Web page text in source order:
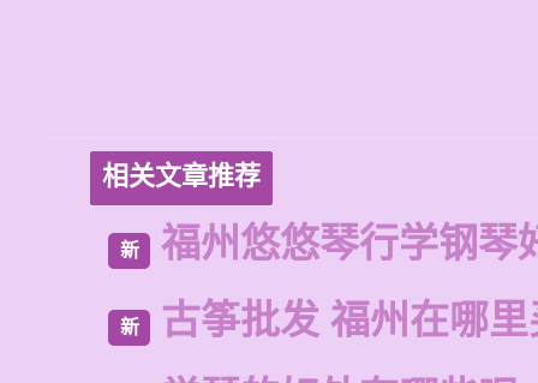
相关文章推荐
新 福州悠悠琴行学钢琴
新
古筝批发 福州在哪